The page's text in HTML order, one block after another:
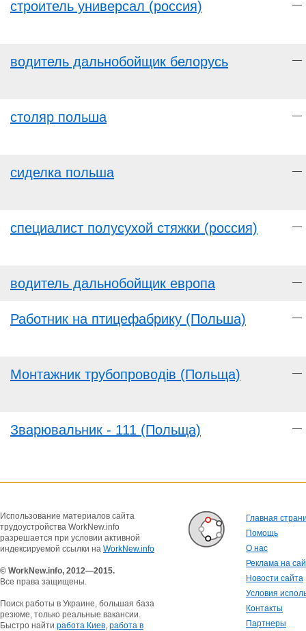
строитель универсал (россия) —
водитель дальнобойщик белорусь —
столяр польша —
сиделка польша —
специалист полусухой стяжки (россия) —
водитель дальнобойщик европа —
Работник на птицефабрику (Польша) —
Монтажник трубопроводів (Польща) —
Зварювальник - 111 (Польща) —
Использование материалов сайта
трудоустройства WorkNew.info
разрешается при условии активной
индексируемой ссылки на WorkNew.info
© WorkNew.info, 2012—2015.
Все права защищены.
Поиск работы в Украине, большая база
резюме, только реальные вакансии.
Быстро найти работа Киев, работа в
Главная
Помощь
О нас
Реклама на
Новости сайта
Условия
Контакты
Партнеры